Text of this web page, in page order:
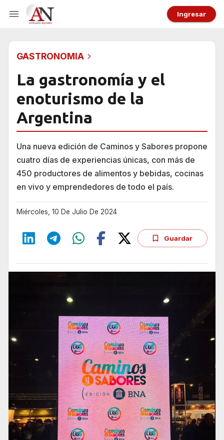
Ingresar
GASTRONOMIA
La gastronomía y el
enoturismo de la
Argentina
Una nueva edición de Caminos y Sabores propone
cuatro días de experiencias únicas, con más de
450 productores de alimentos y bebidas, cocinas
en vivo y emprendedores de todo el país.
Miércoles, 10 De Julio De 2024
Guardar